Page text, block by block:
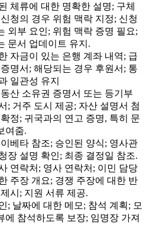
체류에 대한 명확한 설명; 구체
청의 경우 위험 맥락 지정; 신청
외부 요인; 위험 맥락 증명 필요;
문서 업데이트 유지.
자금이 있는 은행 계좌 내역; 급
명서; 해당되는 경우 후원서; 통
일관성 유지
산 소유권 증명서 또는 등기부
; 거주 도시 제공; 자산 설명서 첨
정; 귀국과의 연고 증명, 특히 문
여줌.
베타 참조; 승인된 양식; 영사관
장 설명 확인; 최종 결정일 참조.
연락처; 영사 연락처; 이민 담당
주장 개요; 경쟁 주장에 대한 반
시; 지원 서류 제공.
; 날짜에 대한 메모; 참석 계획; 모
에 참석하도록 보장; 임명장 가져